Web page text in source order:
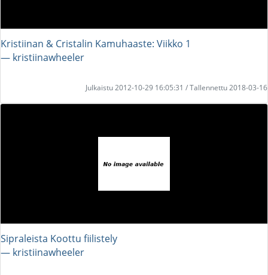
Kristiinan & Cristalin Kamuhaaste: Viikko 1
― kristiinawheeler
Julkaistu 2012-10-29 16:05:31 / Tallennettu 2018-03-16
Sipraleista Koottu fiilistely
― kristiinawheeler